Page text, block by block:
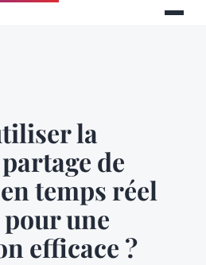
la
de
temps réel
une
efficace ?